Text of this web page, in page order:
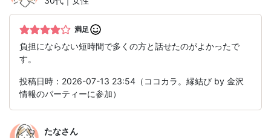
満足
負担にならない短時間で多くの方と話せたのがよかったで
す。
投稿日時：2026-07-13 23:54（ココカラ。縁結び by 金沢
情報のパーティーに参加）
たなさん